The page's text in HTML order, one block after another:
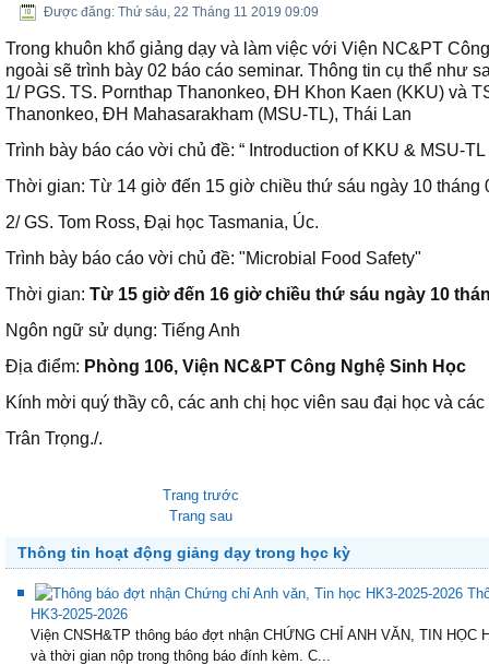
Seminar - Giảng viên mời giảng nước ngoài
Được đăng: Thứ sáu, 22 Tháng 11 2019 09:09
Trong khuôn khổ giảng dạy và làm việc với Viện NC&PT
ngoài sẽ trình bày 02 báo cáo seminar. Thông tin cụ thể như
Thanonkeo, ĐH Mahasarakham (MSU-TL), Thái Lan
Trình bày báo cáo vời chủ đề: “ Introduction of KKU & MSU-
Thời gian: Từ 14 giờ đến 15 giờ chiều thứ sáu ngày 10 tháng
2/ GS. Tom Ross, Đại học Tasmania, Úc.
Trình bày báo cáo vời chủ đề: "Microbial Food Safety"
Thời gian:Từ 15 giờ đến 16 giờ chiều thứ sáu ngày 10
Ngôn ngữ sử dụng: Tiếng Anh
Địa điểm:Phòng 106, Viện NC&PT Công Nghệ Sinh Học
Kính mời quý thầy cô, các anh chị học viên sau đại học và
Trang sau
Thông tin hoạt động giảng dạy trong học kỳ
HK3-2025-2026